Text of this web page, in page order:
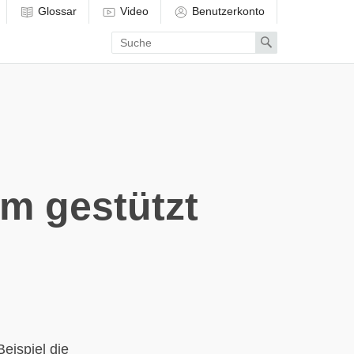
Glossar Video Benutzerkonto
Enter
search
term
Search
gestützt
die